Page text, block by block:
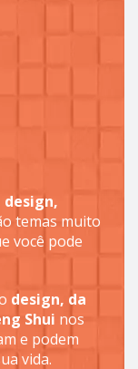
temas muito
você pode
design, da
Shui nos
e podem
vida.